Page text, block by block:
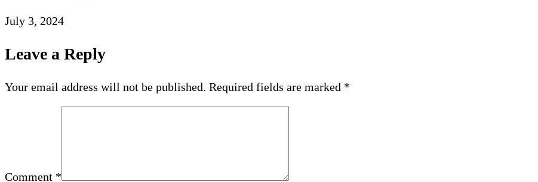
July 3, 2024
Leave a Reply
Your email address will not be published. Required fields are marked *
Comment *